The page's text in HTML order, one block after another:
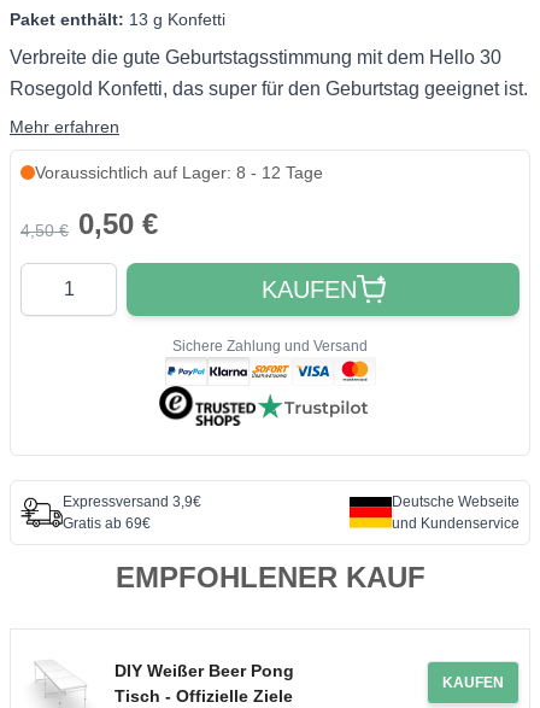
Paket enthält: 13 g Konfetti
Verbreite die gute Geburtstagsstimmung mit dem Hello 30
Rosegold Konfetti, das super für den Geburtstag geeignet ist.
Mehr erfahren
Voraussichtlich auf Lager: 8 - 12 Tage
4,50 € 0,50 €
Quantity
KAUFEN
Sichere Zahlung und Versand
Expressversand 3,9€
Gratis ab 69€
Deutsche Webseite
und Kundenservice
EMPFOHLENER KAUF
DIY Weißer Beer Pong
Tisch - Offizielle Ziele
KAUFEN